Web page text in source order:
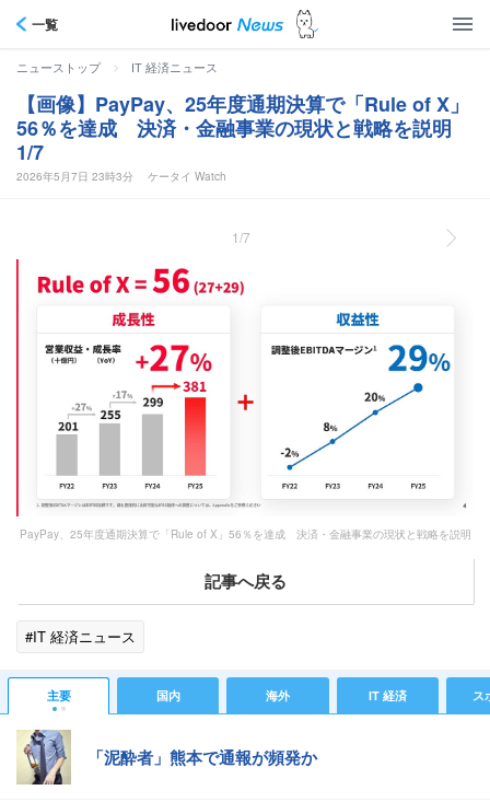
一覧
ニューストップ > IT 経済ニュース
【画像】PayPay、25年度通期決算で「Rule of X」
56％を達成 決済・金融事業の現状と戦略を説明
1/7
2026年5月7日 23時3分 ケータイ Watch
1/7
PayPay、25年度通期決算で「Rule of X」56％を達成 決済・金融事業の現状と戦略を説明
記事へ戻る
#IT 経済ニュース
主要 国内 海外 IT 経済 ス
「泥酔者」熊本で通報が頻発か